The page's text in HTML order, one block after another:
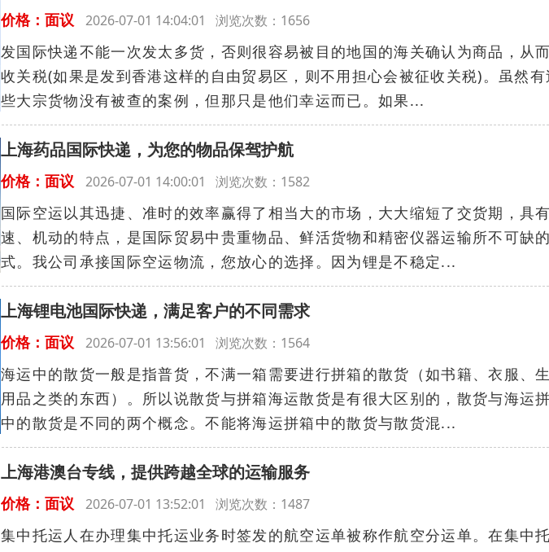
价格：面议 2026-07-01 14:04:01 浏览次数：1656
发国际快递不能一次发太多货，否则很容易被目的地国的海关确认为商品，从
收关税(如果是发到香港这样的自由贸易区，则不用担心会被征收关税)。虽然
些大宗货物没有被查的案例，但那只是他们幸运而已。如果...
上海药品国际快递，为您的物品保驾护航
价格：面议 2026-07-01 14:00:01 浏览次数：1582
国际空运以其迅捷、准时的效率赢得了相当大的市场，大大缩短了交货期，具
速、机动的特点，是国际贸易中贵重物品、鲜活货物和精密仪器运输所不可缺
式。我公司承接国际空运物流，您放心的选择。因为锂是不稳定...
上海锂电池国际快递，满足客户的不同需求
价格：面议 2026-07-01 13:56:01 浏览次数：1564
海运中的散货一般是指普货，不满一箱需要进行拼箱的散货（如书籍、衣服、
用品之类的东西）。所以说散货与拼箱海运散货是有很大区别的，散货与海运
中的散货是不同的两个概念。不能将海运拼箱中的散货与散货混...
上海港澳台专线，提供跨越全球的运输服务
价格：面议 2026-07-01 13:52:01 浏览次数：1487
集中托运人在办理集中托运业务时签发的航空运单被称作航空分运单。在集中